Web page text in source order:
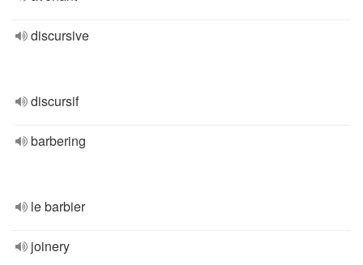
discursive
discursif
barbering
le barbier
joinery